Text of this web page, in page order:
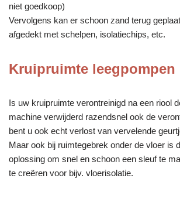
niet goedkoop)
Vervolgens kan er schoon zand terug
afgedekt met schelpen, isolatiechips, etc.
Kruipruimte leegpompen
Is uw kruipruimte verontreinigd na een riool
machine verwijderd razendsnel ook de
bent u ook echt verlost van vervelende
Maar ook bij ruimtegebrek onder de vloer is
oplossing om snel en schoon een sleuf te
te creëren voor bijv. vloerisolatie.